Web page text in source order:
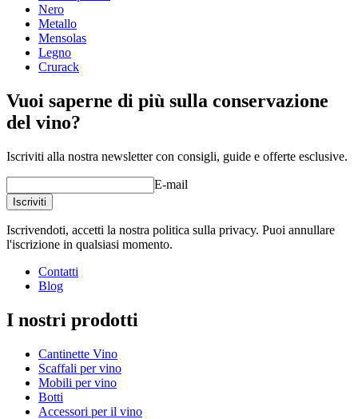
Peso (kg)
Nero
Metallo
Mensolas
Legno
Crurack
Vuoi saperne di più sulla conservazione
del vino?
Iscriviti alla nostra newsletter con consigli, guide e offerte esclusive.
E-mail
Iscriviti
Iscrivendoti, accetti la nostra politica sulla privacy. Puoi annullare
l'iscrizione in qualsiasi momento.
Contatti
Blog
I nostri prodotti
Cantinette Vino
Scaffali per vino
Mobili per vino
Botti
Accessori per il vino